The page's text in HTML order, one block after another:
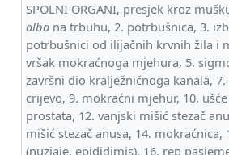
SPOLNI ORGANI, presjek kroz
alba na trbuhu, 2. potrbušnica, 3.
potrbušnici od ilijačnih krvnih žila i
vršak mokraćnoga mjehura, 5.
završni dio kralježničnoga kanala, 7.
crijevo, 9. mokraćni mjehur, 10.
prostata, 12. vanjski mišić stezač
mišić stezač anusa, 14. mokraćnica,
(nuzjaje, epididimis), 16. rep